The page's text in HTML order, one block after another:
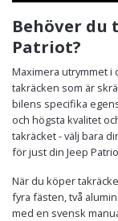
Behöver du
Patriot?
Maximera utrymmet i
takräcken som är
bilens specifika
och högsta kvalitet
takräcket - välj bara
för just din Jeep
När du köper
fyra fästen, två
med en svensk